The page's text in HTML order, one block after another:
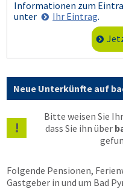
Informationen zum
unter
Ihr Eintrag.
Neue Unterkünfte auf
!
Bitte weisen Sie
dass Sie ihn über
Folgende Pensionen,
Gastgeber in und um Bad